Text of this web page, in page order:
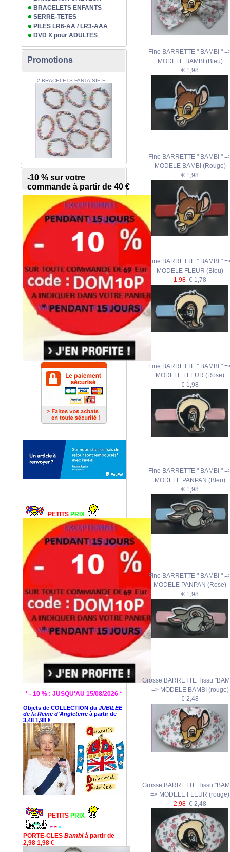
BRACELETS ENFANTS
SERRE-TETES
PILES LR6-AA / LR3-AAA
DVD X pour ADULTES
Promotions
2 BRACELETS FANTAISIE E...
-10 % sur votre
commande à partir de 40 €
PETITS PRIX
* - 10 % : JUSQU'AU 15/08/2026 *
Objets de COLLECTION du JUBILEE
de la Reine d'Angleterre à partir de
3,48 1,98 €
PETITS PRIX
* * *
PORTE-CLES Bambià partir de
2,98 1,98 €
Fine BARRETTE " BAMBI "
MODELE BAMBI (Bleu)
€ 1,98
Fine BARRETTE " BAMBI "
MODELE BAMBI (Rouge)
€ 1,98
Fine BARRETTE " BAMBI "
MODELE FLEUR (Bleu)
1,98 € 1,78
Fine BARRETTE " BAMBI "
MODELE FLEUR (Rose)
€ 1,98
Fine BARRETTE " BAMBI "
MODELE PANPAN (Bleu)
€ 1,98
Fine BARRETTE " BAMBI "
MODELE PANPAN (Rose)
€ 1,98
Grosse BARRETTE Tissu
=> MODELE BAMBI (rouge)
€ 2,48
Grosse BARRETTE Tissu
=> MODELE FLEUR (rouge)
2,98 € 2,48